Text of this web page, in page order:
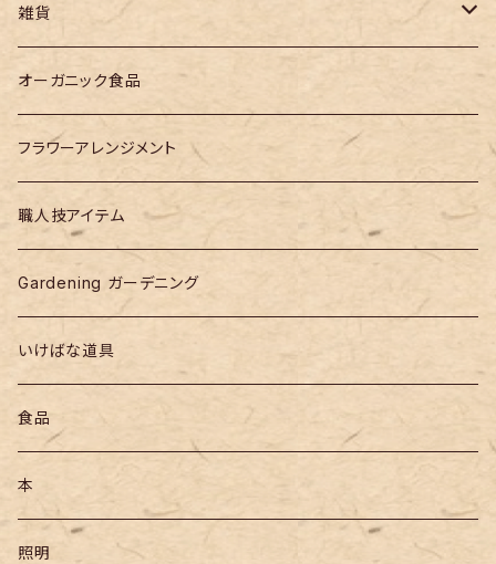
バッグ
雑貨
作家モノ
designer products
オーガニック食品
フラワーアレンジメント
職人技アイテム
Gardening ガーデニング
いけばな道具
食品
本
照明